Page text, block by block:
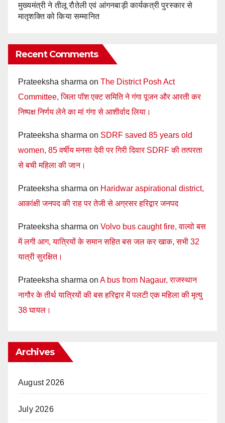
मुख्यमंत्री ने तीलू रौतेली एवं आंगनबाड़ी कार्यकत्री पुरस्कार से
मातृशक्ति को किया सम्मानित
Recent Comments
Prateeksha sharma on The District Posh Act
Committee, जिला पॉश एक्ट समिति ने गंगा पूजन और आरती कर
निष्पक्ष निर्णय लेने का मां गंगा से आशीर्वाद लिया।
Prateeksha sharma on SDRF saved 85 years old
women, 85 वर्षीय मनसा देवी पर गिरी दिवार SDRF की तत्परता
से बची महिला की जान।
Prateeksha sharma on Haridwar aspirational district,
आकांक्षी जनपद की राह पर तेजी से अग्रसर हरिद्वार जनपद
Prateeksha sharma on Volvo bus caught fire, वाल्वो बस
में लगी आग, यात्रियों के समान सहित बस जल कर खाक, सभी 32
यात्री सुरक्षित।
Prateeksha sharma on A bus from Nagaur, राजस्थान
नागौर के तीर्थ यात्रियों की बस हरिद्वार में पलटी एक महिला की मृत्यु
38 घायल।
Archives
August 2026
July 2026